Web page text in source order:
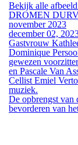
Bekijk alle
DROMEN
november 2023
december 02,
Gastvrouw
Dominique
gewezen
en Pascale Van
Cellist Emiel
muziek.
De opbrengst van
bevorderen van